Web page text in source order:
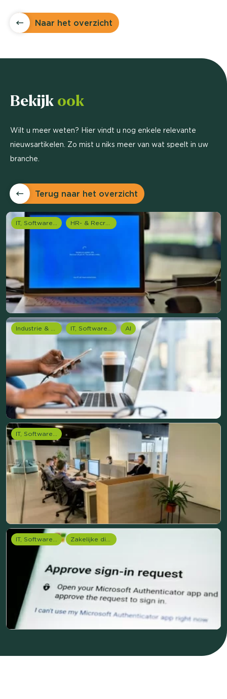
Naar het overzicht
Bekijk ook
Wilt u meer weten? Hier vindt u nog enkele relevante
nieuwsartikelen. Zo mist u niks meer van wat speelt in uw
branche.
Terug naar het overzicht
AI